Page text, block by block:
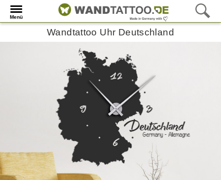
Menü
Wandtattoo Uhr Deutschland